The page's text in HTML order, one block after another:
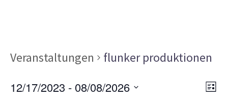
Veranstaltungen flunker produktionen
LISTE
12/17/2023 - 08/08/2026